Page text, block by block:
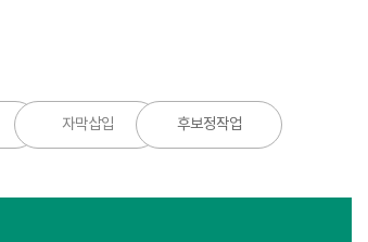
자막삽입 후보정작업